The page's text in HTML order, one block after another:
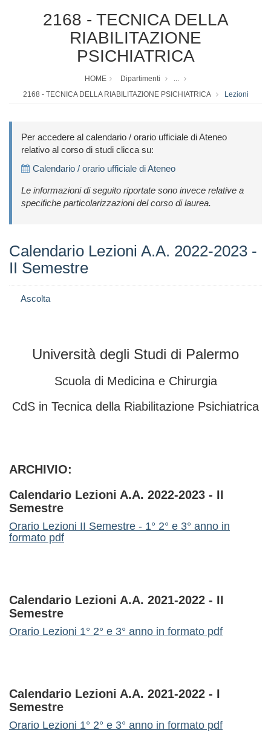
2168 - TECNICA DELLA
RIABILITAZIONE
PSICHIATRICA
HOME Dipartimenti
...
2168 - TECNICA DELLA RIABILITAZIONE PSICHIATRICA
Lezioni
Per accedere al calendario / orario ufficiale di Ateneo
relativo al corso di studi clicca su:
Calendario / orario ufficiale di Ateneo
Le informazioni di seguito riportate sono invece relative a
specifiche particolarizzazioni del corso di laurea.
Calendario Lezioni A.A. 2022-2023 -
II Semestre
Ascolta
Università degli Studi di Palermo
Scuola di Medicina e Chirurgia
CdS in Tecnica della Riabilitazione Psichiatrica
ARCHIVIO:
Calendario Lezioni A.A. 2022-2023 - II
Semestre
Orario Lezioni II Semestre - 1° 2° e 3° anno in
formato pdf
Calendario Lezioni A.A. 2021-2022 - II
Semestre
Orario Lezioni 1° 2° e 3° anno in formato pdf
Calendario Lezioni A.A. 2021-2022 - I
Semestre
Orario Lezioni 1° 2° e 3° anno in formato pdf